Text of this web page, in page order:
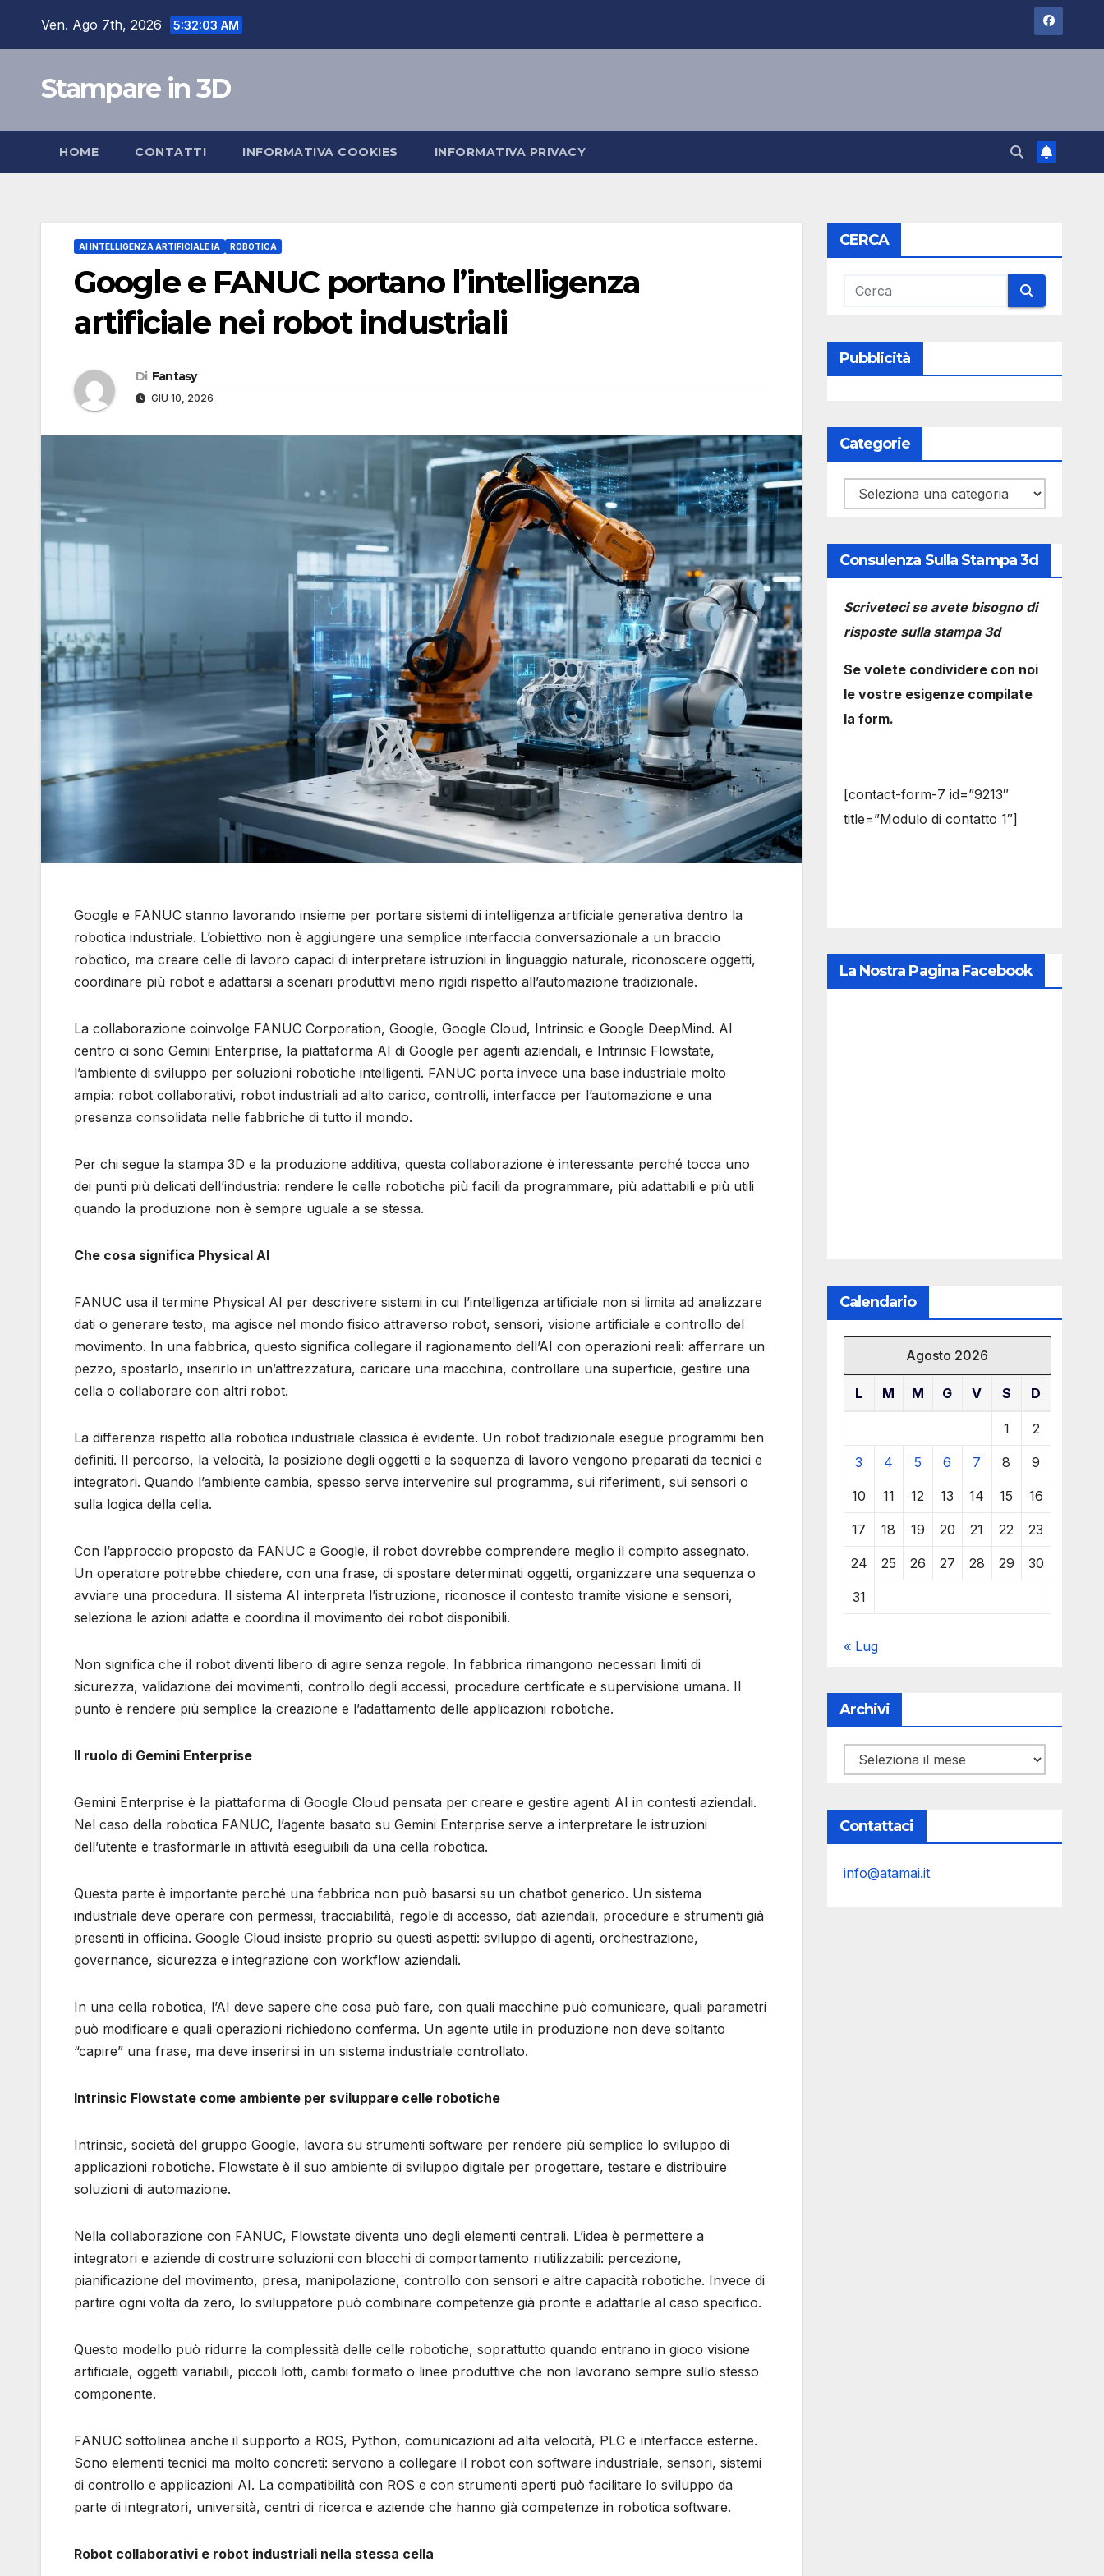
Ven. Ago 7th, 2026 5:32:04 AM
Stampare in 3D
HOME CONTATTI INFORMATIVA COOKIES INFORMATIVA PRIVACY
AI INTELLIGENZA ARTIFICIALE IA ROBOTICA
Google e FANUC portano l’intelligenza
artificiale nei robot industriali
Di Fantasy
GIU 10, 2026
Google e FANUC stanno lavorando insieme per portare sistemi di intelligenza artificiale generativa dentro la
robotica industriale. L’obiettivo non è aggiungere una semplice interfaccia conversazionale a un braccio
robotico, ma creare celle di lavoro capaci di interpretare istruzioni in linguaggio naturale, riconoscere oggetti,
coordinare più robot e adattarsi a scenari produttivi meno rigidi rispetto all’automazione tradizionale.
La collaborazione coinvolge FANUC Corporation, Google, Google Cloud, Intrinsic e Google DeepMind. Al
centro ci sono Gemini Enterprise, la piattaforma AI di Google per agenti aziendali, e Intrinsic Flowstate,
l’ambiente di sviluppo per soluzioni robotiche intelligenti. FANUC porta invece una base industriale molto
ampia: robot collaborativi, robot industriali ad alto carico, controlli, interfacce per l’automazione e una
presenza consolidata nelle fabbriche di tutto il mondo.
Per chi segue la stampa 3D e la produzione additiva, questa collaborazione è interessante perché tocca uno
dei punti più delicati dell’industria: rendere le celle robotiche più facili da programmare, più adattabili e più utili
quando la produzione non è sempre uguale a se stessa.
Che cosa significa Physical AI
FANUC usa il termine Physical AI per descrivere sistemi in cui l’intelligenza artificiale non si limita ad analizzare
dati o generare testo, ma agisce nel mondo fisico attraverso robot, sensori, visione artificiale e controllo del
movimento. In una fabbrica, questo significa collegare il ragionamento dell’AI con operazioni reali: afferrare un
pezzo, spostarlo, inserirlo in un’attrezzatura, caricare una macchina, controllare una superficie, gestire una
cella o collaborare con altri robot.
La differenza rispetto alla robotica industriale classica è evidente. Un robot tradizionale esegue programmi ben
definiti. Il percorso, la velocità, la posizione degli oggetti e la sequenza di lavoro vengono preparati da tecnici e
integratori. Quando l’ambiente cambia, spesso serve intervenire sul programma, sui riferimenti, sui sensori o
sulla logica della cella.
Con l’approccio proposto da FANUC e Google, il robot dovrebbe comprendere meglio il compito assegnato.
Un operatore potrebbe chiedere, con una frase, di spostare determinati oggetti, organizzare una sequenza o
avviare una procedura. Il sistema AI interpreta l’istruzione, riconosce il contesto tramite visione e sensori,
seleziona le azioni adatte e coordina il movimento dei robot disponibili.
Non significa che il robot diventi libero di agire senza regole. In fabbrica rimangono necessari limiti di
sicurezza, validazione dei movimenti, controllo degli accessi, procedure certificate e supervisione umana. Il
punto è rendere più semplice la creazione e l’adattamento delle applicazioni robotiche.
Il ruolo di Gemini Enterprise
Gemini Enterprise è la piattaforma di Google Cloud pensata per creare e gestire agenti AI in contesti aziendali.
Nel caso della robotica FANUC, l’agente basato su Gemini Enterprise serve a interpretare le istruzioni
dell’utente e trasformarle in attività eseguibili da una cella robotica.
Questa parte è importante perché una fabbrica non può basarsi su un chatbot generico. Un sistema
industriale deve operare con permessi, tracciabilità, regole di accesso, dati aziendali, procedure e strumenti già
presenti in officina. Google Cloud insiste proprio su questi aspetti: sviluppo di agenti, orchestrazione,
governance, sicurezza e integrazione con workflow aziendali.
In una cella robotica, l’AI deve sapere che cosa può fare, con quali macchine può comunicare, quali parametri
può modificare e quali operazioni richiedono conferma. Un agente utile in produzione non deve soltanto
“capire” una frase, ma deve inserirsi in un sistema industriale controllato.
Intrinsic Flowstate come ambiente per sviluppare celle robotiche
Intrinsic, società del gruppo Google, lavora su strumenti software per rendere più semplice lo sviluppo di
applicazioni robotiche. Flowstate è il suo ambiente di sviluppo digitale per progettare, testare e distribuire
soluzioni di automazione.
Nella collaborazione con FANUC, Flowstate diventa uno degli elementi centrali. L’idea è permettere a
integratori e aziende di costruire soluzioni con blocchi di comportamento riutilizzabili: percezione,
pianificazione del movimento, presa, manipolazione, controllo con sensori e altre capacità robotiche. Invece di
partire ogni volta da zero, lo sviluppatore può combinare competenze già pronte e adattarle al caso specifico.
Questo modello può ridurre la complessità delle celle robotiche, soprattutto quando entrano in gioco visione
artificiale, oggetti variabili, piccoli lotti, cambi formato o linee produttive che non lavorano sempre sullo stesso
componente.
FANUC sottolinea anche il supporto a ROS, Python, comunicazioni ad alta velocità, PLC e interfacce esterne.
Sono elementi tecnici ma molto concreti: servono a collegare il robot con software industriale, sensori, sistemi
di controllo e applicazioni AI. La compatibilità con ROS e con strumenti aperti può facilitare lo sviluppo da
parte di integratori, università, centri di ricerca e aziende che hanno già competenze in robotica software.
Robot collaborativi e robot industriali nella stessa cella
CERCA
Pubblicità
Categorie
Categorie
Consulenza Sulla Stampa 3d
Scriveteci se avete bisogno di
risposte sulla stampa 3d
Se volete condividere con noi
le vostre esigenze compilate
la form.
[contact-form-7 id=”9213″
title=”Modulo di contatto 1″]
La Nostra Pagina Facebook
Calendario
Agosto 2026
L M M G V S D
1 2
3 4 5 6 7 8 9
10 11 12 13 14 15 16
17 18 19 20 21 22 23
24 25 26 27 28 29 30
31
« Lug
Archivi
Archivi
Contattaci
info@atamai.it